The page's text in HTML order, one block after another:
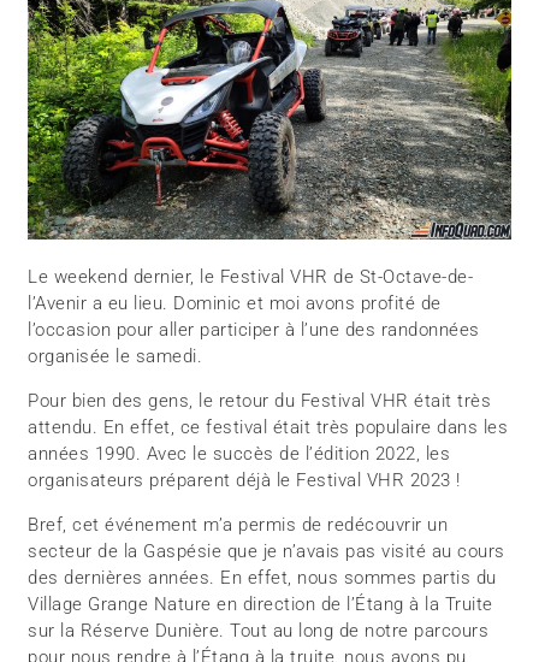
Le weekend dernier, le Festival VHR de St-Octave-de-
l’Avenir a eu lieu. Dominic et moi avons profité de
l’occasion pour aller participer à l’une des randonnées
organisée le samedi.
Pour bien des gens, le retour du Festival VHR était très
attendu. En effet, ce festival était très populaire dans les
années 1990. Avec le succès de l’édition 2022, les
organisateurs préparent déjà le Festival VHR 2023 !
Bref, cet événement m’a permis de redécouvrir un
secteur de la Gaspésie que je n’avais pas visité au cours
des dernières années. En effet, nous sommes partis du
Village Grange Nature en direction de l’Étang à la Truite
sur la Réserve Dunière. Tout au long de notre parcours
pour nous rendre à l’Étang à la truite, nous avons pu